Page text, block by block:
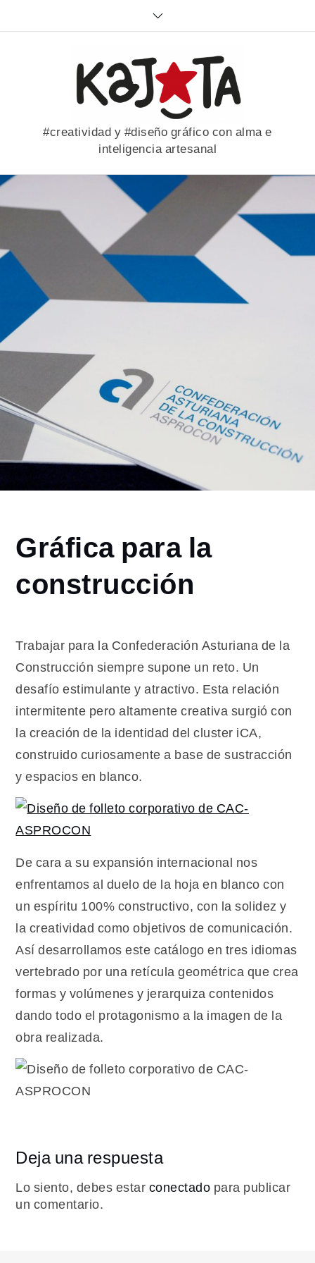
#creatividad y #diseño gráfico con alma e
inteligencia artesanal
Home
2015
25
construcción
Gráfica para la
construcción
Trabajar para la Confederación Asturiana de la
Construcción siempre supone un reto. Un
desafío estimulante y atractivo. Esta relación
intermitente pero altamente creativa surgió con
la creación de la identidad del cluster iCA,
construido curiosamente a base de sustracción
y espacios en blanco.
De cara a su expansión internacional nos
enfrentamos al duelo de la hoja en blanco con
un espíritu 100% constructivo, con la solidez y
la creatividad como objetivos de comunicación.
Así desarrollamos este catálogo en tres idiomas
vertebrado por una retícula geométrica que crea
formas y volúmenes y jerarquiza contenidos
dando todo el protagonismo a la imagen de la
obra realizada.
Deja una respuesta
Lo siento, debes estar conectado para publicar
un comentario.